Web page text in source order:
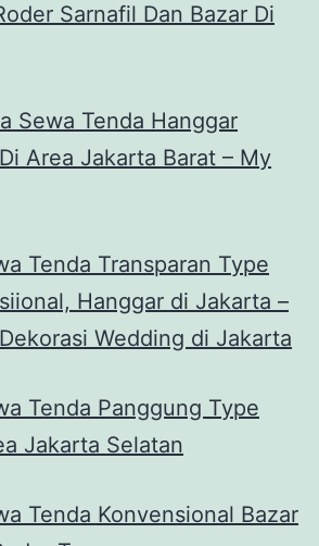
Sarnafil Dan Bazar Di
Sewa Tenda Hanggar
Area Jakarta Barat – My
Tenda Transparan Type
Hanggar di Jakarta –
Wedding di Jakarta
Tenda Panggung Type
Jakarta Selatan
Tenda Konvensional Bazar